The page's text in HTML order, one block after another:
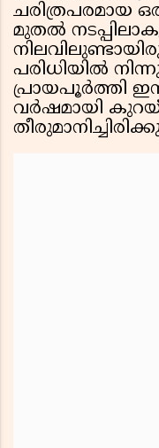
ചരിത്രപരമായ
മുതൽ
പരിധിയിൽ
പ്രായപൂർത്തി
വർഷമായി